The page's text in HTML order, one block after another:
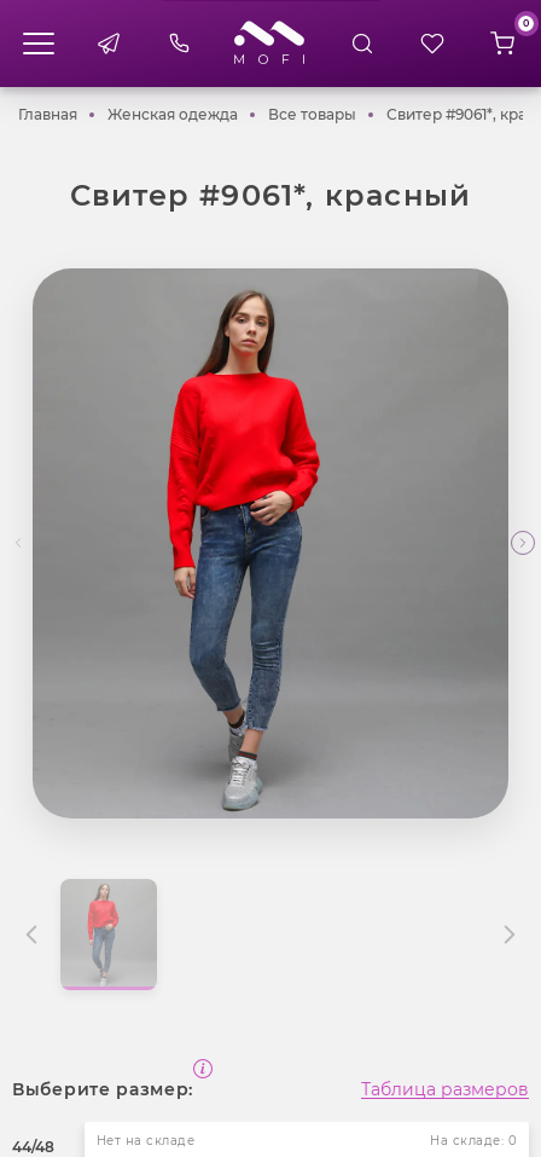
0
ГлавнаяГлавнаяЖенская одежда Женская одежда
Все товары Все товары
Свитер #9061*,
Свитер #9061*, красный
Выберите размер: Таблица размеров
44/48 Нет на складе На складе: 0